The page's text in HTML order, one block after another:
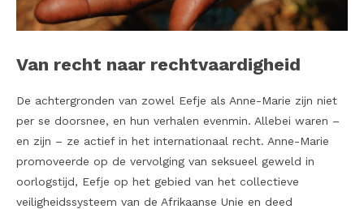
Van recht naar rechtvaardigheid
De achtergronden van zowel Eefje als Anne-Marie zijn niet
per se doorsnee, en hun verhalen evenmin. Allebei waren –
en zijn – ze actief in het internationaal recht. Anne-Marie
promoveerde op de vervolging van seksueel geweld in
oorlogstijd, Eefje op het gebied van het collectieve
veiligheidssysteem van de Afrikaanse Unie en deed